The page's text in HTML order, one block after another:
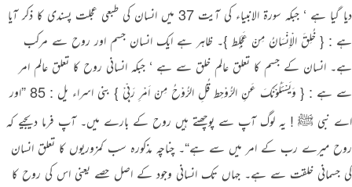
دیا گیا ہے ‘ جبکہ سورة الانبیاء کی آیت 37 میں انسان کی طبعی عجلت پسندی کا ذکر آیا
ہے : { خُلِقَ الْاِنْسَانُ مِنْ عَجَلٍط }۔ ظاہر ہے ایک انسان جسم اور روح سے مرکب
ہے۔ انسان کے جسم کا تعلق عالم خلق سے ہے ‘ جبکہ انسانی روح کا تعلق عالم امر
سے ہے : { وَیَسْئَلُوْنَکَ عَنِ الرُّوْحِط قُلِ الرُّوْحُ مِنْ اَمْرِ رَبِّیْ } بنی اسراء یل : 85 ”اور
اے نبی ﷺ ! یہ لوگ آپ سے پوچھتے ہیں روح کے بارے میں۔ آپ فرما دیجیے کہ
روح میرے رب کے امر میں سے ہے“۔ چناچہ مذکورہ سب کمزوریوں کا تعلق انسان
کی جسمانی خلقت سے ہے۔ جہاں تک انسانی وجود کے اصل حصے یعنی اس کی روح کا